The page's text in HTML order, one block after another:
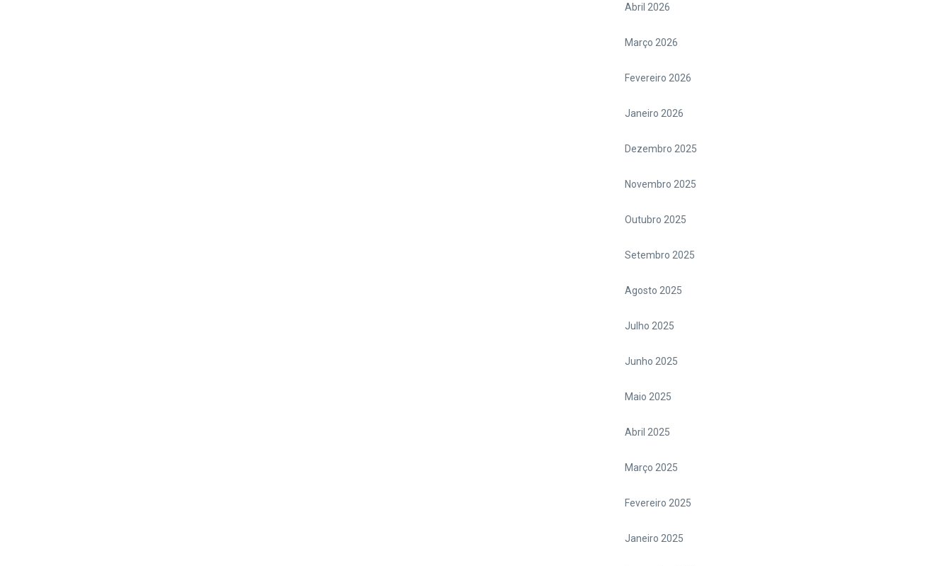
Abril 2026
Março 2026
Fevereiro 2026
Janeiro 2026
Dezembro 2025
Novembro 2025
Outubro 2025
Setembro 2025
Agosto 2025
Julho 2025
Junho 2025
Maio 2025
Abril 2025
Março 2025
Fevereiro 2025
Janeiro 2025